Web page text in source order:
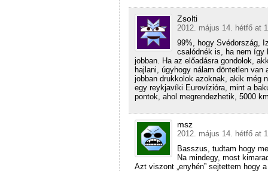
Zsolti
2012. május 14. hétfő at
99%, hogy Svédország,
csalódnék is, ha nem így
jobban. Ha az előadásra gondolok,
hajlani, úgyhogy nálam döntetlen
jobban drukkolok azoknak, akik még
egy reykjavíki Eurovízióra, mint a
pontok, ahol megrendezhetik, 5000
msz
2012. május 14. hétfő at
Basszus, tudtam hogy
Na mindegy, most
Azt viszont „enyhén” sejtettem hogy